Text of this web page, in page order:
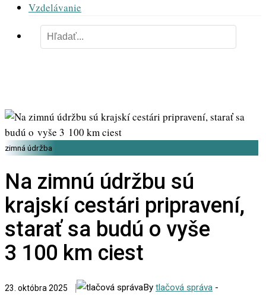
Vzdelávanie
zimná údržba
Na zimnú údržbu sú
krajskí cestári pripravení,
starať sa budú o vyše
3 100 km ciest
23. októbra 2025 By tlačová správa -